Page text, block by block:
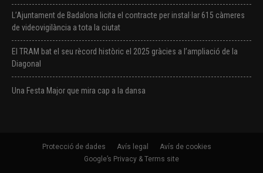
L’Ajuntament de Badalona licita el contracte per instal·lar 615 càmeres
de videovigilància a tota la ciutat
El TRAM bat el seu rècord històric el 2025 gràcies a l’ampliació de la
Diagonal
Una Festa Major que mira cap a la dansa
Protecció de dades Avís legal
Avís de cookies
Google’s Privacy & Terms site